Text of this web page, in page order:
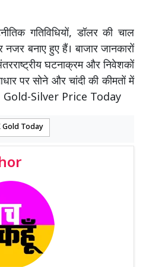
गतिविधियों, डॉलर की चाल
बनाए हुए हैं। बाजार जानकारों
घटनाक्रम और निवेशकों
पर सोने और चांदी की कीमतों में
Gold-Silver Price Today
Gold Today